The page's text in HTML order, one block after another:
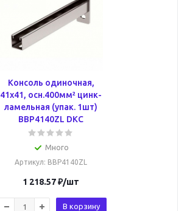
Консоль одиночная,
41х41, осн.400мм² цинк-
ламельная (упак. 1шт)
BBP4140ZL DKC
Много
Артикул: BBP4140ZL
1 218.57₽/шт
В корзину